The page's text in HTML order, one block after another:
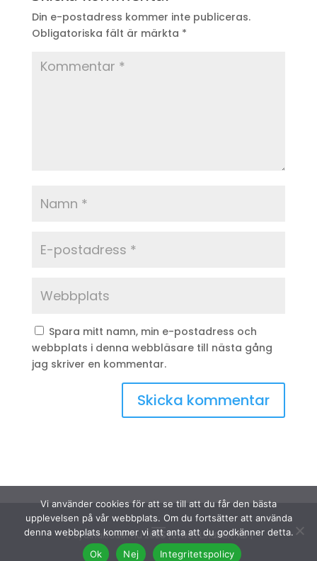
Din e-postadress kommer inte publiceras.
Obligatoriska fält är märkta *
Spara mitt namn, min e-postadress och
webbplats i denna webbläsare till nästa gång
jag skriver en kommentar.
© Sydinakläder.nu 2026 | Efwa i Lindhult AB |
Vi använder cookies för att se till att du får den bästa
upplevelsen på vår webbplats. Om du fortsätter att använda
denna webbplats kommer vi att anta att du godkänner detta.
Ok
Nej Integritetspolicy